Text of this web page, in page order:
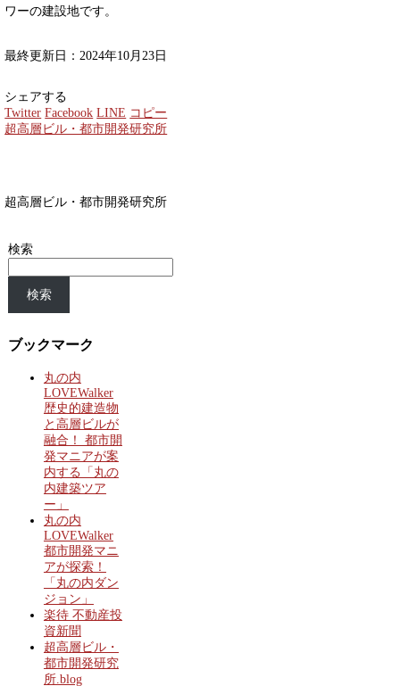
ワーの建設地です。
最終更新日：2024年10月23日
シェアする
Twitter Facebook LINE コピー
超高層ビル・都市開発研究所
超高層ビル・都市開発研究所
検索
検索
ブックマーク
丸の内
LOVEWalker
歴史的建造物
と高層ビルが
融合！ 都市開
発マニアが案
内する「丸の
内建築ツア
ー」
丸の内
LOVEWalker
都市開発マニ
アが探索！
「丸の内ダン
ジョン」
楽待 不動産投
資新聞
超高層ビル・
都市開発研究
所.blog